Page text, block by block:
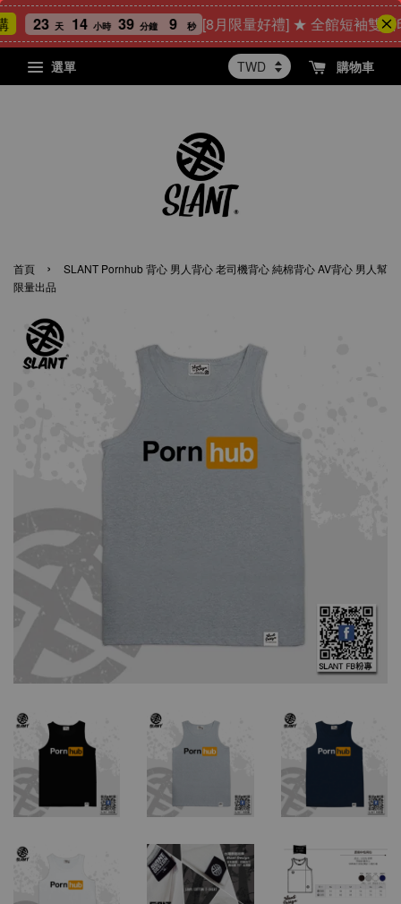
23 天 14 小時 39 分鐘 9 秒 [8月限量好禮] ★ 全館短袖雙面印
選單 購物車
首頁 ›
SLANT Pornhub 背心 男人背心 老司機背心 純棉背心 AV背心 男人幫
限量出品